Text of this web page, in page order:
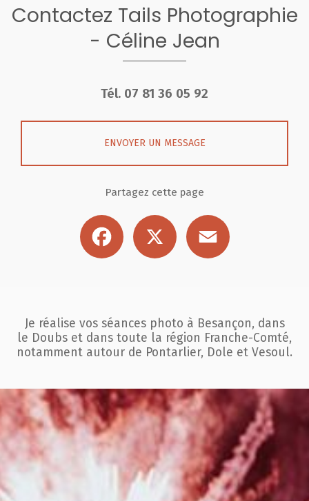
Contactez Tails Photographie
- Céline Jean
Tél. 07 81 36 05 92
ENVOYER UN MESSAGE
Partagez cette page
Facebook
Je réalise vos séances photo à Besançon, dans
le Doubs et dans toute la région Franche-Comté,
notamment autour de Pontarlier, Dole et Vesoul.